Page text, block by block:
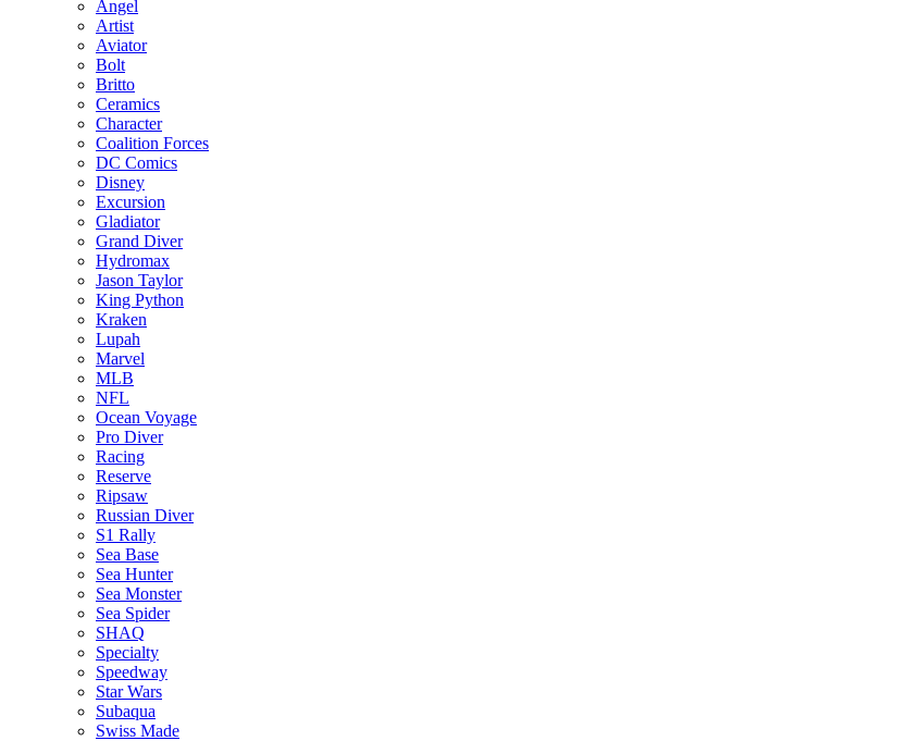
Angel
Artist
Aviator
Bolt
Britto
Ceramics
Character
Coalition Forces
DC Comics
Disney
Excursion
Gladiator
Grand Diver
Hydromax
Jason Taylor
King Python
Kraken
Lupah
Marvel
MLB
NFL
Ocean Voyage
Pro Diver
Racing
Reserve
Ripsaw
Russian Diver
S1 Rally
Sea Base
Sea Hunter
Sea Monster
Sea Spider
SHAQ
Specialty
Speedway
Star Wars
Subaqua
Swiss Made